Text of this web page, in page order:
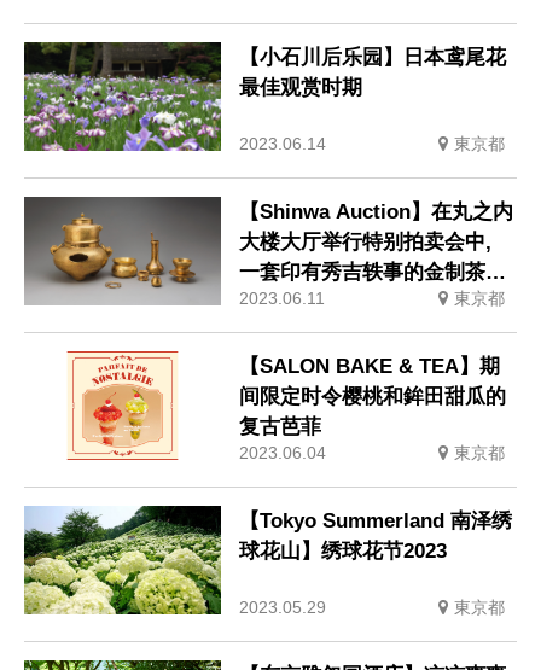
【小石川后乐园】日本鸢尾花
最佳观赏时期
2023.06.14 東京都
【Shinwa Auction】在丸之内
大楼大厅举行特别拍卖会中,
一套印有秀吉轶事的金制茶具
以3.45亿日元的价格中标。还
有草间弥生的《南瓜》等许多
着名作品。
2023.06.11 東京都
【SALON BAKE & TEA】期
间限定时令樱桃和鉾田甜瓜的
复古芭菲
2023.06.04 東京都
【Tokyo Summerland 南泽绣
球花山】绣球花节2023
2023.05.29 東京都